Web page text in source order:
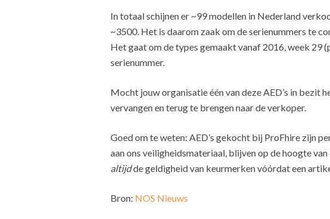
In totaal schijnen er ~99 modellen in Nederland
~3500. Het is daarom zaak om de serienummers te
Het gaat om de types gemaakt vanaf 2016, week 29
serienummer.
Mocht jouw organisatie één van deze AED’s in bezit
vervangen en terug te brengen naar de verkoper.
Goed om te weten: AED’s gekocht bij ProFhire zijn
aan ons veiligheidsmateriaal, blijven op de hoogte
altijdde geldigheid van keurmerken vóórdat een
Bron: NOS Nieuws